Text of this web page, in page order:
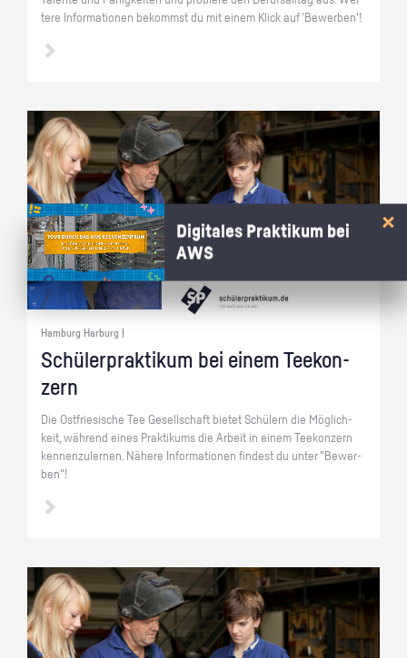
te­re In­for­ma­tio­nen be­kommst du mit einem Klick auf 'Be­wer­ben'!
Hamburg Harburg |
Schü­ler­prak­ti­kum bei einem Tee­kon­
zern
Die Ost­frie­si­sche Tee Ge­sell­schaft bie­tet Schü­lern die Mög­lich­
keit, wäh­rend eines Prak­ti­kums die Ar­beit in einem Tee­kon­zern
ken­nen­zu­ler­nen. Nä­he­re In­for­ma­tio­nen fin­dest du unter "Be­wer­
ben"!
Digitales Praktikum bei
AWS